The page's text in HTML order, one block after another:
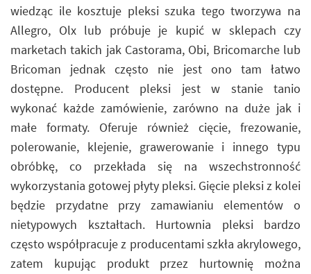
wiedząc ile kosztuje pleksi szuka tego tworzywa na
Allegro, Olx lub próbuje je kupić w sklepach czy
marketach takich jak Castorama, Obi, Bricomarche lub
Bricoman jednak często nie jest ono tam łatwo
dostępne. Producent pleksi jest w stanie tanio
wykonać każde zamówienie, zarówno na duże jak i
małe formaty. Oferuje również cięcie, frezowanie,
polerowanie, klejenie, grawerowanie i innego typu
obróbkę, co przekłada się na wszechstronność
wykorzystania gotowej płyty pleksi. Gięcie pleksi z kolei
będzie przydatne przy zamawianiu elementów o
nietypowych kształtach. Hurtownia pleksi bardzo
często współpracuje z producentami szkła akrylowego,
zatem kupując produkt przez hurtownię można